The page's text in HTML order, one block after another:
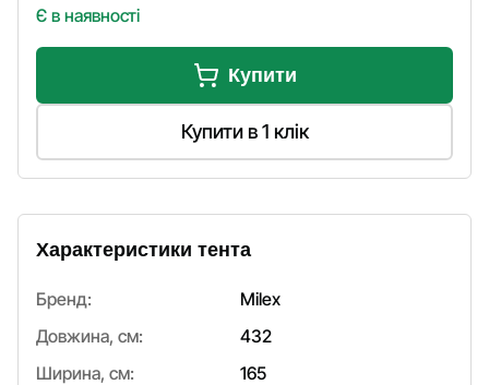
Є в наявності
Купити
Купити в 1 клік
Характеристики тента
Бренд:
Milex
Довжина, см:
432
Ширина, см:
165